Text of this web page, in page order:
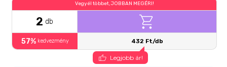
Vegyél többet, JOBBAN MEGÉRI!
2 db
57%kedvezmény 432 Ft/db
Legjobb ár!